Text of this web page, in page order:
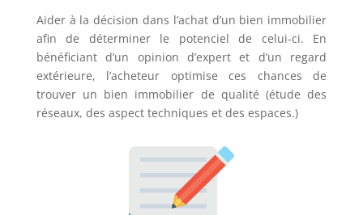
Aider à la décision dans l’achat d’un bien immobilier
afin de déterminer le potenciel de celui-ci. En
bénéficiant d’un opinion d’expert et d’un regard
extérieure, l’acheteur optimise ces chances de
trouver un bien immobilier de qualité (étude des
réseaux, des aspect techniques et des espaces.)